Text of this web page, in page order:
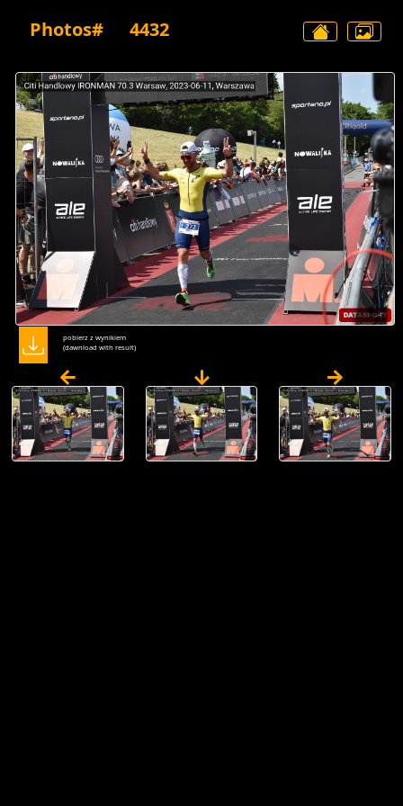
Photos# 4432
pobierz z wynikiem
(dawnload with result)